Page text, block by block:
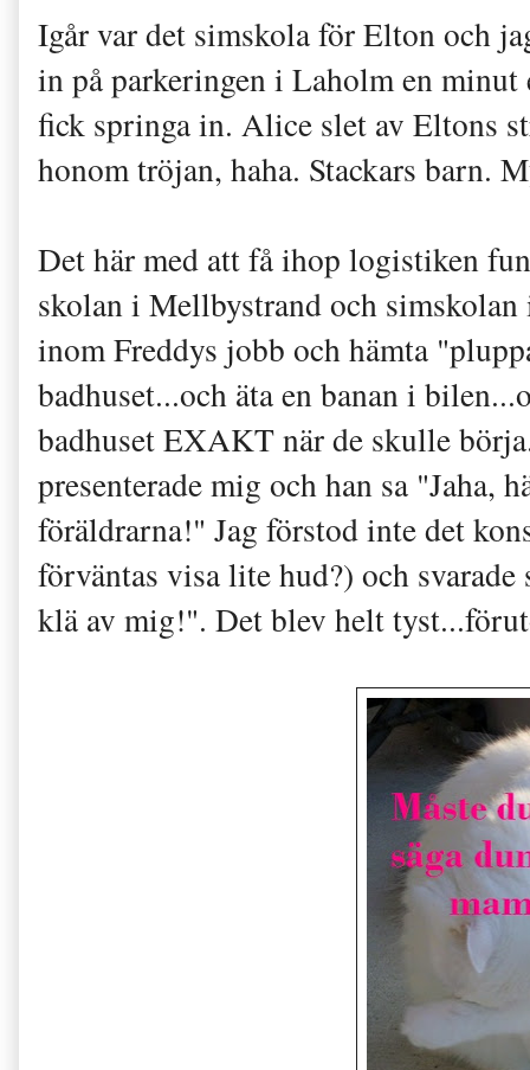
Igår var det simskola för Elton och
in på parkeringen i Laholm en
fick springa in. Alice slet av Eltons
honom tröjan, haha. Stackars barn.
Det här med att få ihop logistiken
skolan i Mellbystrand och
inom Freddys jobb och hämta
badhuset...och äta en banan i
badhuset EXAKT när de skulle
presenterade mig och han sa "Jaha,
föräldrarna!" Jag förstod inte det
förväntas visa lite hud?) och
klä av mig!". Det blev helt